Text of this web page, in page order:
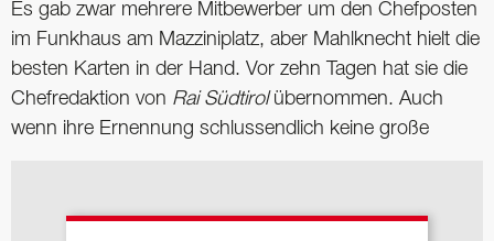
Es gab zwar mehrere Mitbewerber um den Chefposten
im Funkhaus am Mazziniplatz, aber Mahlknecht hielt die
besten Karten in der Hand. Vor zehn Tagen hat sie die
Chefredaktion von Rai Südtirolübernommen. Auch
wenn ihre Ernennung schlussendlich keine große